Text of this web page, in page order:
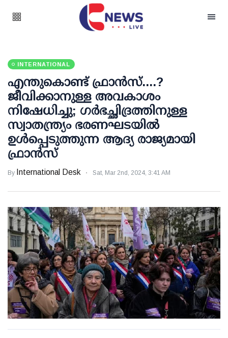
INTERNATIONAL
എന്തുകൊണ്ട് ഫ്രാൻസ്....?
ജീവിക്കാനുള്ള അവകാശം
നിഷേധിച്ചു; ഗർഭച്ഛിദ്രത്തിനുള്ള
സ്വാതന്ത്ര്യം ഭരണഘടയിൽ
ഉൾപ്പെടുത്തുന്ന ആദ്യ രാജ്യമായി
ഫ്രാൻസ്
By International Desk Sat, Mar 2nd, 2024, 3:41 AM